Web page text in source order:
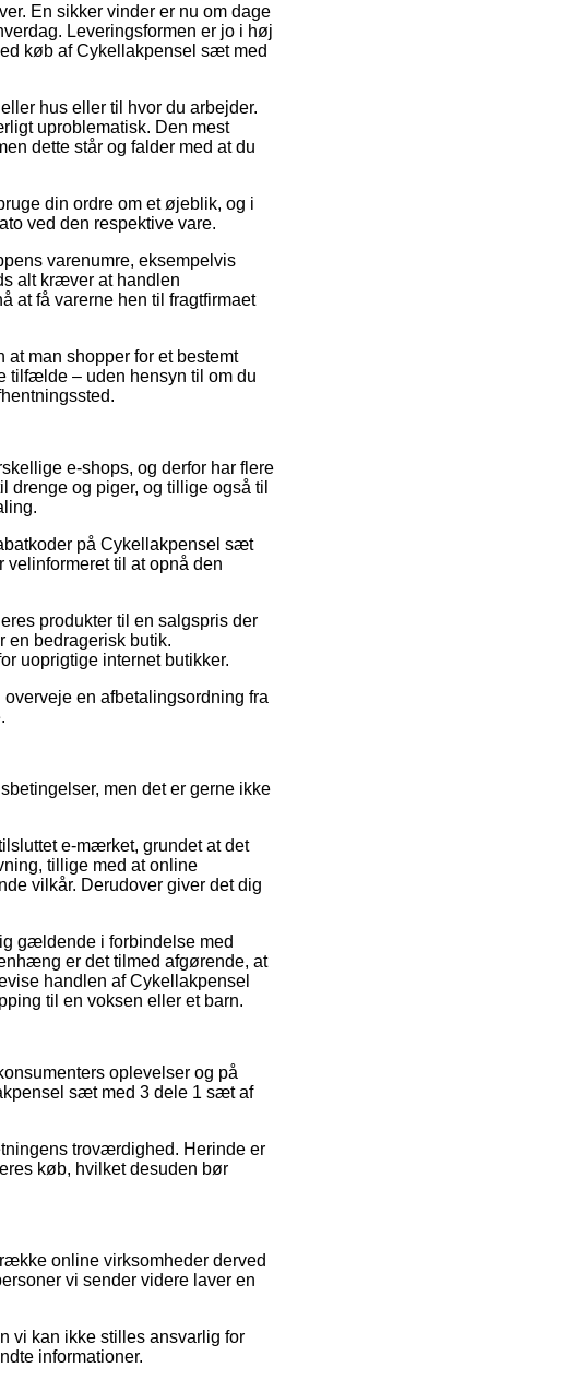
En sikker vinder er nu om dage
Leveringsformen er jo i høj
køb af Cykellakpensel sæt med
hus eller til hvor du arbejder.
uproblematisk. Den mest
dette står og falder med at du
din ordre om et øjeblik, og i
ved den respektive vare.
varenumre, eksempelvis
alt kræver at handlen
at få varerne hen til fragtfirmaet
man shopper for et bestemt
tilfælde – uden hensyn til om du
e-shops, og derfor har flere
drenge og piger, og tillige også til
på Cykellakpensel sæt
til at opnå den
produkter til en salgspris der
en bedragerisk butik.
uoprigtige internet butikker.
en afbetalingsordning fra
men det er gerne ikke
e-mærket, grundet at det
tillige med at online
vilkår. Derudover giver det dig
gældende i forbindelse med
er det tilmed afgørende, at
handlen af Cykellakpensel
til en voksen eller et barn.
oplevelser og på
sæt med 3 dele 1 sæt af
troværdighed. Herinde er
køb, hvilket desuden bør
online virksomheder derved
vi sender videre laver en
vi kan ikke stilles ansvarlig for
informationer.